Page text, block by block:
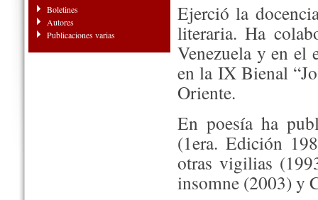
Boletines
Autores
Publicaciones varias
Ejerció la
literaria. Ha
Venezuela y en el
en la IX Bienal
Oriente.
En poesía ha
(1era. Edición
otras vigilias
insomne (2003) y